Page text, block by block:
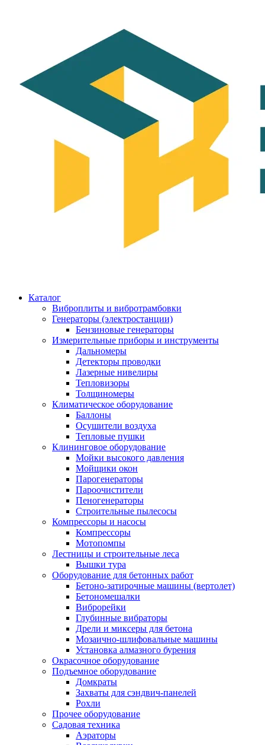
Каталог
Виброплиты и вибротрамбовки
Генераторы (электростанции)
Бензиновые генераторы
Измерительные приборы и инструменты
Дальномеры
Детекторы проводки
Лазерные нивелиры
Тепловизоры
Толщиномеры
Климатическое оборудование
Баллоны
Осушители воздуха
Тепловые пушки
Клининговое оборудование
Мойки высокого давления
Мойщики окон
Парогенераторы
Пароочистители
Пеногенераторы
Строительные пылесосы
Компрессоры и насосы
Компрессоры
Мотопомпы
Лестницы и строительные леса
Вышки тура
Оборудование для бетонных работ
Бетоно-затирочные машины (вертолет)
Бетономешалки
Виброрейки
Глубинные вибраторы
Дрели и миксеры для бетона
Мозаично-шлифовальные машины
Установка алмазного бурения
Окрасочное оборудование
Подъемное оборудование
Домкраты
Захваты для сэндвич-панелей
Рохли
Прочее оборудование
Садовая техника
Аэраторы